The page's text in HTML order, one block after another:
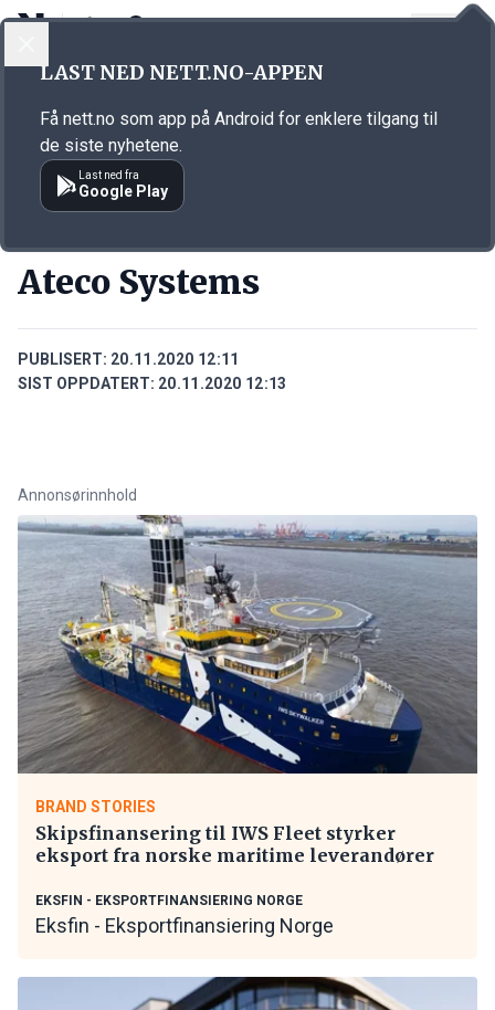
Annonsørinnhold
Ateco Systems
PUBLISERT: 20.11.2020 12:11
SIST OPPDATERT: 20.11.2020 12:13
Annonsørinnhold
BRAND STORIES
Skipsfinansering til IWS Fleet styrker
eksport fra norske maritime leverandører
EKSFIN - EKSPORTFINANSIERING NORGE
Eksfin - Eksportfinansiering Norge
LAST NED NETT.NO-APPEN
Få nett.no som app på Android for enklere tilgang til
de siste nyhetene.
Last ned fra
Google Play